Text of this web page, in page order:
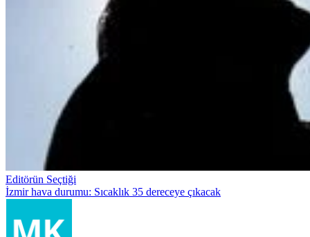
Editörün Seçtiği
İzmir hava durumu: Sıcaklık 35 dereceye çıkacak